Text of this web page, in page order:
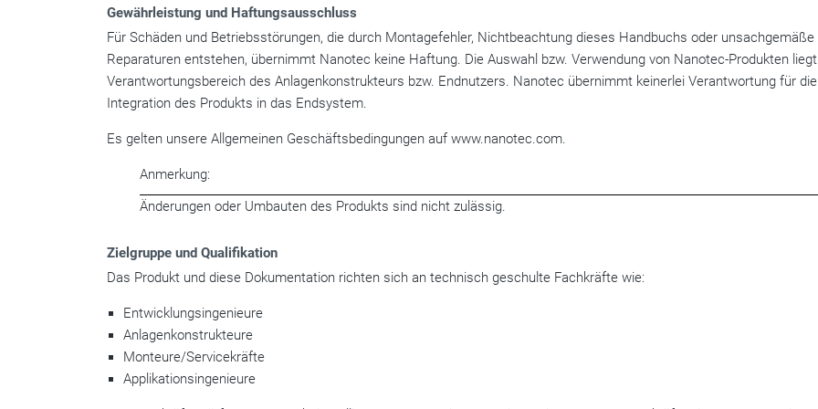
Gewährleistung und Haftungsausschluss
Für Schäden und Betriebsstörungen, die durch Montagefehler, Nichtbeachtung dieses Handbuchs oder unsachgemäße
Reparaturen entstehen, übernimmt Nanotec keine Haftung. Die Auswahl bzw. Verwendung von Nanotec-Produkten
Verantwortungsbereich des Anlagenkonstrukteurs bzw. Endnutzers. Nanotec übernimmt keinerlei Verantwortung für die
Integration des Produkts in das Endsystem.
Es gelten unsere Allgemeinen Geschäftsbedingungen auf www.nanotec.com.
Anmerkung:
Änderungen oder Umbauten des Produkts sind nicht zulässig.
Zielgruppe und Qualifikation
Das Produkt und diese Dokumentation richten sich an technisch geschulte Fachkräfte wie:
Entwicklungsingenieure
Anlagenkonstrukteure
Monteure/Servicekräfte
Applikationsingenieure